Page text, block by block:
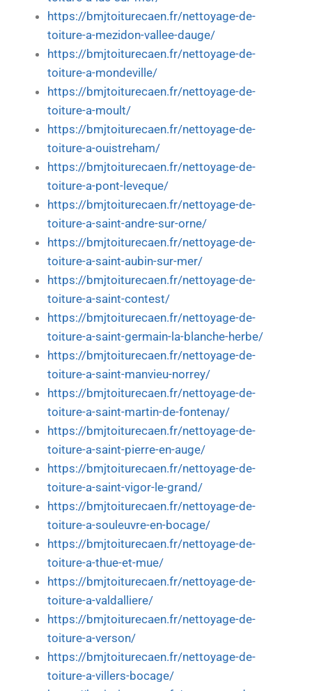
https://bmjtoiturecaen.fr/nettoyage-de-
toiture-a-mezidon-vallee-dauge/
https://bmjtoiturecaen.fr/nettoyage-de-
toiture-a-mondeville/
https://bmjtoiturecaen.fr/nettoyage-de-
toiture-a-moult/
https://bmjtoiturecaen.fr/nettoyage-de-
toiture-a-ouistreham/
https://bmjtoiturecaen.fr/nettoyage-de-
toiture-a-pont-leveque/
https://bmjtoiturecaen.fr/nettoyage-de-
toiture-a-saint-andre-sur-orne/
https://bmjtoiturecaen.fr/nettoyage-de-
toiture-a-saint-aubin-sur-mer/
https://bmjtoiturecaen.fr/nettoyage-de-
toiture-a-saint-contest/
https://bmjtoiturecaen.fr/nettoyage-de-
toiture-a-saint-germain-la-blanche-herbe/
https://bmjtoiturecaen.fr/nettoyage-de-
toiture-a-saint-manvieu-norrey/
https://bmjtoiturecaen.fr/nettoyage-de-
toiture-a-saint-martin-de-fontenay/
https://bmjtoiturecaen.fr/nettoyage-de-
toiture-a-saint-pierre-en-auge/
https://bmjtoiturecaen.fr/nettoyage-de-
toiture-a-saint-vigor-le-grand/
https://bmjtoiturecaen.fr/nettoyage-de-
toiture-a-souleuvre-en-bocage/
https://bmjtoiturecaen.fr/nettoyage-de-
toiture-a-thue-et-mue/
https://bmjtoiturecaen.fr/nettoyage-de-
toiture-a-valdalliere/
https://bmjtoiturecaen.fr/nettoyage-de-
toiture-a-verson/
https://bmjtoiturecaen.fr/nettoyage-de-
toiture-a-villers-bocage/